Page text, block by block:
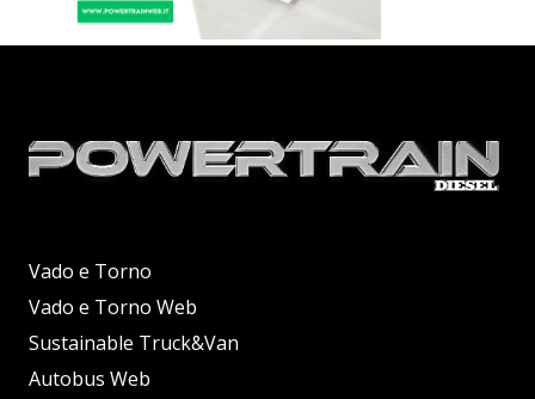
Vado e Torno
Vado e Torno Web
Sustainable Truck&Van
Autobus Web